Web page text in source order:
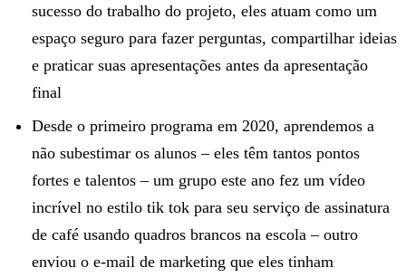
sucesso do trabalho do projeto, eles atuam como um
espaço seguro para fazer perguntas, compartilhar ideias
e praticar suas apresentações antes da apresentação
final
Desde o primeiro programa em 2020, aprendemos a
não subestimar os alunos – eles têm tantos pontos
fortes e talentos – um grupo este ano fez um vídeo
incrível no estilo tik tok para seu serviço de assinatura
de café usando quadros brancos na escola – outro
enviou o e-mail de marketing que eles tinham